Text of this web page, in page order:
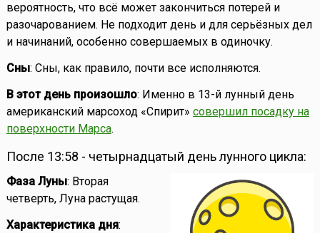
вероятность, что всё может закончиться потерей и
разочарованием. Не подходит день и для серьёзных дел
и начинаний, особенно совершаемых в одиночку.
Сны: Сны, как правило, почти все исполняются.
В этот день произошло: Именно в 13-й лунный день
американский марсоход «Спирит» совершил посадку на
поверхности Марса.
После 13:58 - четырнадцатый день лунного цикла:
Фаза Луны: Вторая
четверть, Луна растущая.
Характеристика дня: